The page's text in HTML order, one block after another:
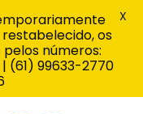
os
números:
(61) 99633-2770
X